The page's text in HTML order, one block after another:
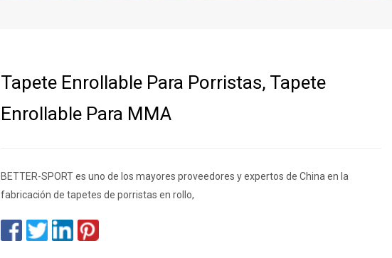
Tapete Enrollable Para Porristas, Tapete
Enrollable Para MMA
BETTER-SPORT es uno de los mayores proveedores y expertos de China en la
fabricación de tapetes de porristas en rollo,